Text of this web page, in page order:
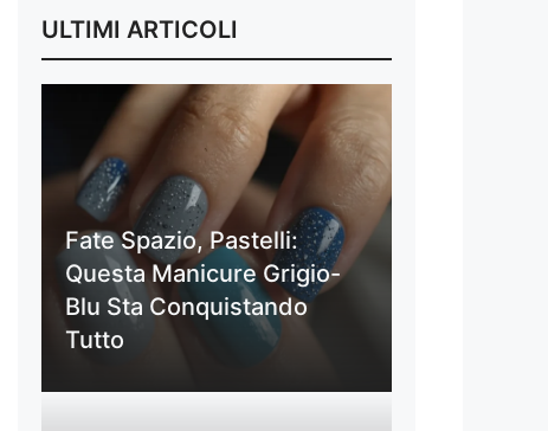
ULTIMI ARTICOLI
Fate Spazio, Pastelli:
Questa Manicure Grigio-
Blu Sta Conquistando
Tutto